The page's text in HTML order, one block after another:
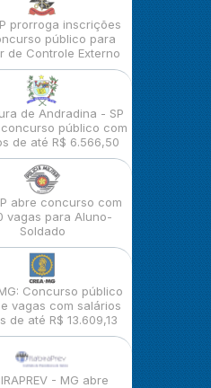
prorroga inscrições
público para
de Controle Externo
de Andradina - SP
público com
de até R$ 6.566,50
abre concurso com
vagas para Aluno-
Soldado
Concurso público
vagas com salários
de até R$ 13.609,13
- MG abre